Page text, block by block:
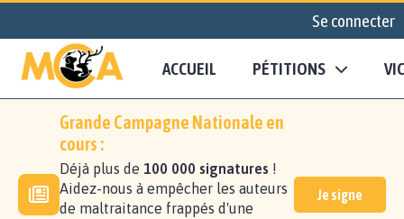
Se connecter
ACCUEIL PÉTITIONS
Grande Campagne Nationale en
cours :
Déjà plus de 100 000 signatures !
Aidez-nous à empêcher les auteurs
de maltraitance frappés d'une
Je signe